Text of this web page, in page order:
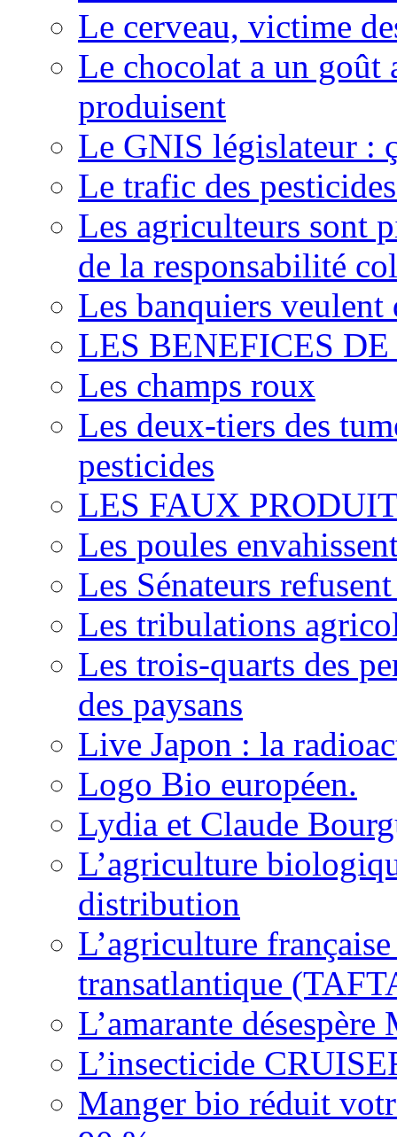
Le cerveau, victime
Le chocolat a un goût
produisent
Le GNIS législateur :
Le trafic des
Les agriculteurs sont
de la responsabilité
Les banquiers
LES BENEFICES DE
Les champs roux
Les deux-tiers des
pesticides
LES FAUX
Les poules
Les Sénateurs
Les tribulations
Les trois-quarts des
des paysans
Live Japon : la
Logo Bio européen.
Lydia et Claude
L’agriculture
distribution
L’agriculture
transatlantique
L’amarante désespère
L’insecticide
Manger bio réduit